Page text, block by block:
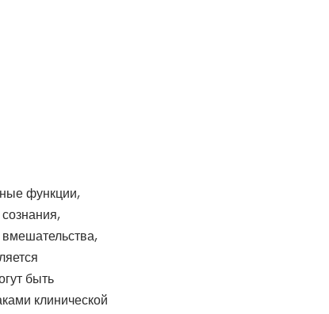
функции,
быть
клинической